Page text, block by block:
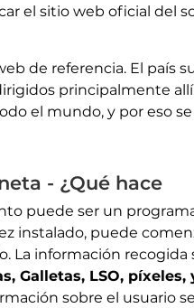
el sitio web oficial del
de referencia. El país
principalmente
el mundo, y por eso
- ¿Qué hace
puede ser un
instalado, puede
La información
Galletas, LSO, píxeles,
sobre el usuario